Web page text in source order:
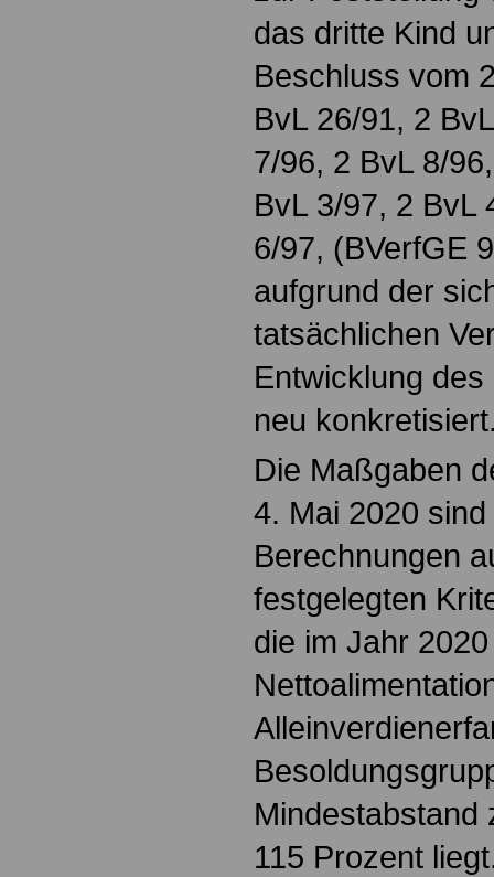
das dritte Kind
Beschluss vom
BvL 26/91, 2
7/96, 2 BvL 8/
BvL 3/97, 2 BvL
6/97, (BVerfGE
aufgrund der
tatsächlichen
Entwicklung
neu
Die Maßgaben
4. Mai 2020
Berechnungen
festgelegten
die im Jahr
Mindestabstand
115 Prozent